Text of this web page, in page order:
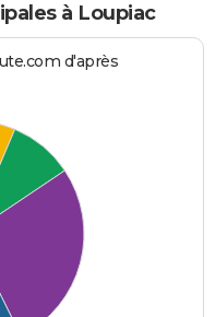
à Loupiac
d'après